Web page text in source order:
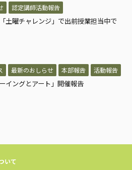
認定講師活動報告
土曜チャレンジ」で出前授業担当中で
最新のおしらせ 本部報告 活動報告
イングとアート」開催報告
いて